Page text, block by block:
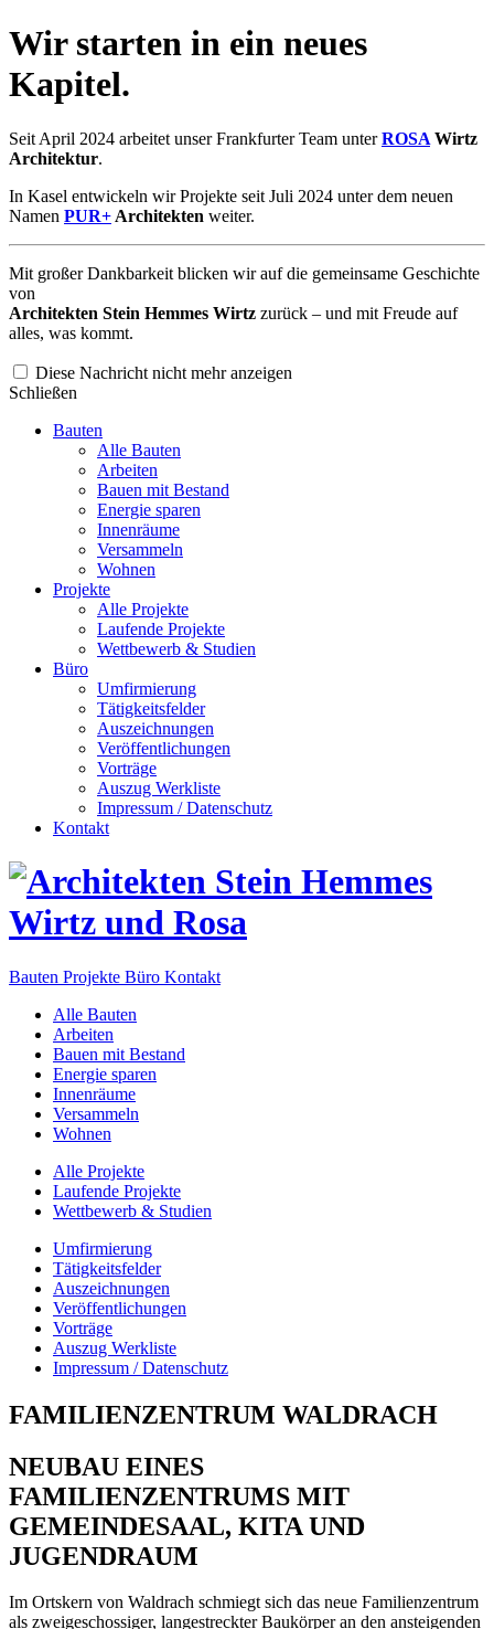
Wir starten in ein neues
Kapitel.
Seit April 2024 arbeitet unser Frankfurter Team unterROSA Wirtz
Architektur.
In Kasel entwickeln wir Projekte seit Juli 2024 unter dem neuen
Namen PUR+ Architekten weiter.
Mit großer Dankbarkeit blicken wir auf die gemeinsame Geschichte
von
Architekten Stein Hemmes Wirtz zurück – und mit Freude auf
alles, was kommt.
Diese Nachricht nicht mehr anzeigen
Schließen
Bauten
Alle Bauten
Arbeiten
Bauen mit Bestand
Energie sparen
Innenräume
Versammeln
Wohnen
Projekte
Alle Projekte
Laufende Projekte
Wettbewerb & Studien
Büro
Umfirmierung
Tätigkeitsfelder
Auszeichnungen
Veröffentlichungen
Vorträge
Auszug Werkliste
Impressum / Datenschutz
Kontakt
Bauten Projekte Büro Kontakt
Alle Bauten
Arbeiten
Bauen mit Bestand
Energie sparen
Innenräume
Versammeln
Wohnen
Alle Projekte
Laufende Projekte
Wettbewerb & Studien
Umfirmierung
Tätigkeitsfelder
Auszeichnungen
Veröffentlichungen
Vorträge
Auszug Werkliste
Impressum / Datenschutz
FAMILIENZENTRUM WALDRACH
NEUBAU EINES
FAMILIENZENTRUMS MIT
GEMEINDESAAL, KITA UND
JUGENDRAUM
Im Ortskern von Waldrach schmiegt sich das neue Familienzentrum
als zweigeschossiger, langestreckter Baukörper an den ansteigenden